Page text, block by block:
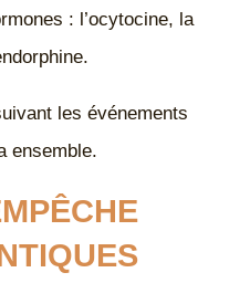
: l’ocytocine, la
les événements
ensemble.